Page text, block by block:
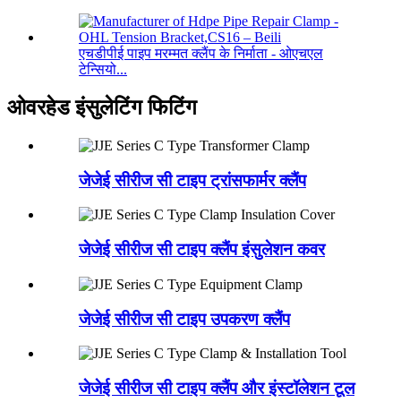
एचडीपीई पाइप मरम्मत क्लैंप के निर्माता - ओएचएल
टेन्सियो...
ओवरहेड इंसुलेटिंग फिटिंग
जेजेई सीरीज सी टाइप ट्रांसफार्मर क्लैंप
जेजेई सीरीज सी टाइप क्लैंप इंसुलेशन कवर
जेजेई सीरीज सी टाइप उपकरण क्लैंप
जेजेई सीरीज सी टाइप क्लैंप और इंस्टॉलेशन टूल